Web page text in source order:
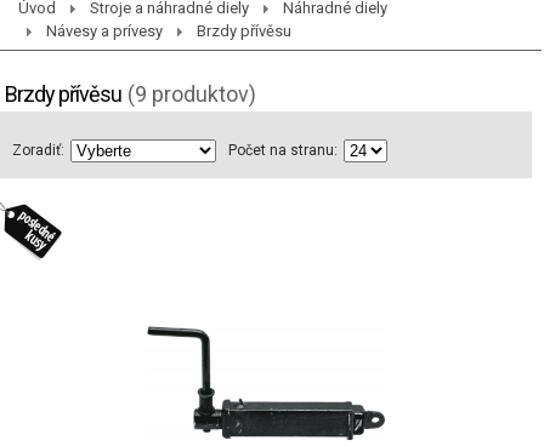
Úvod Stroje a náhradné diely
Náhradné diely
Návesy a prívesy
Brzdy přívěsu
Brzdy přívěsu (9 produktov)
Zoradiť: Počet na stranu: